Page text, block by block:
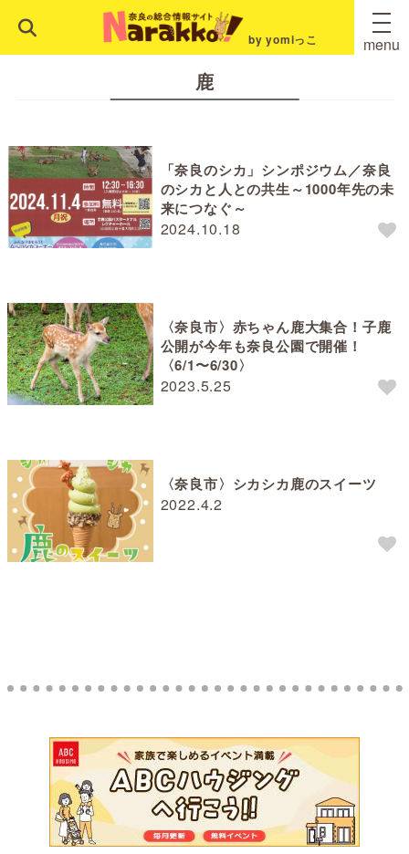
by yomiっこ menu
鹿
2024.10.18
「奈良のシカ」シンポジウム／奈良
のシカと人との共生～1000年先の未
来につなぐ～
2023.5.25
〈奈良市〉赤ちゃん鹿大集合！子鹿
公開が今年も奈良公園で開催！
〈6/1〜6/30〉
2022.4.2
〈奈良市〉シカシカ鹿のスイーツ